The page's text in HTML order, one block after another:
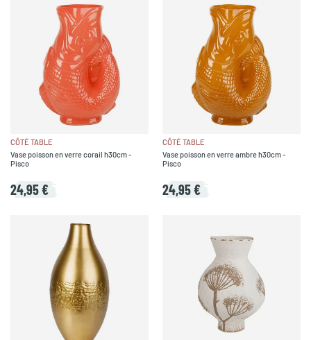
CÔTÉ TABLE
Vase poisson en verre corail h30cm -
Pisco
24,95 €
CÔTÉ TABLE
Vase poisson en verre ambre h30cm -
Pisco
24,95 €